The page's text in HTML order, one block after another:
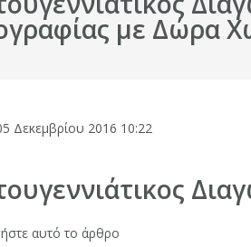
με Δώρα
Δεκεμβρίου 2016 10:22
αυτό το άρθρο